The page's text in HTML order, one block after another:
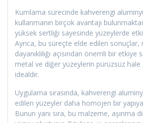
Kumlama sürecinde kahverengi
kullanmanın birçok avantajı
yüksek sertliği sayesinde yüzeylerde
Ayrıca, bu süreçte elde edilen
dayanıklılığı açısından önemli bir
metal ve diğer yüzeylerin pürüzsüz
idealdir.
Uygulama sırasında, kahverengi
edilen yüzeyler daha homojen bir
Bunun yanı sıra, bu malzeme, aşınma